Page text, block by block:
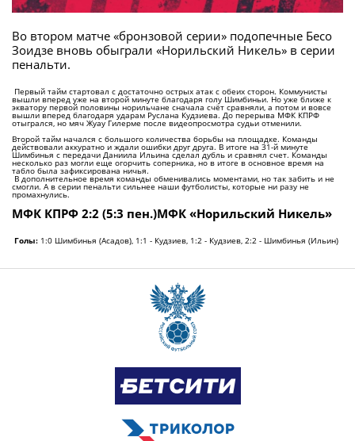
Во втором матче «бронзовой серии» подопечные Бесо
Зоидзе вновь обыграли «Норильский Никель» в серии
пенальти.
Первый тайм стартовал с достаточно острых атак с обеих сторон. Коммунисты
вышли вперед уже на второй минуте благодаря голу Шимбиньи. Но уже ближе к
экватору первой половины норильчане сначала счёт сравняли, а потом и вовсе
вышли вперед благодаря ударам Руслана Кудзиева. До перерыва МФК КПРФ
отыгрался, но мяч Жуау Гилерме после видеопросмотра судьи отменили.
Второй тайм начался с большого количества борьбы на площадке. Команды
действовали аккуратно и ждали ошибки друг друга. В итоге на 31-й минуте
Шимбинья с передачи Даниила Ильина сделал дубль и сравнял счет. Команды
несколько раз могли еще огорчить соперника, но в итоге в основное время на
табло была зафиксирована ничья.
В дополнительное время команды обменивались моментами, но так забить и не
смогли. А в серии пенальти сильнее наши футболисты, которые ни разу не
промахнулись.
МФК КПРФ 2:2 (5:3 пен.)МФК «Норильский Никель»
Голы: 1:0 Шимбинья (Асадов), 1:1 - Кудзиев, 1:2 - Кудзиев, 2:2 - Шимбинья (Ильин)